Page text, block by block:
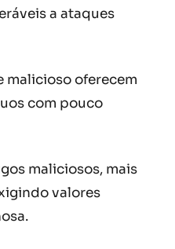
a ataques
malicioso oferecem
com pouco
maliciosos, mais
valores